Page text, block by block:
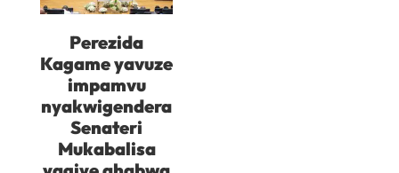
Perezida
Kagame yavuze
impamvu
nyakwigendera
Senateri
Mukabalisa